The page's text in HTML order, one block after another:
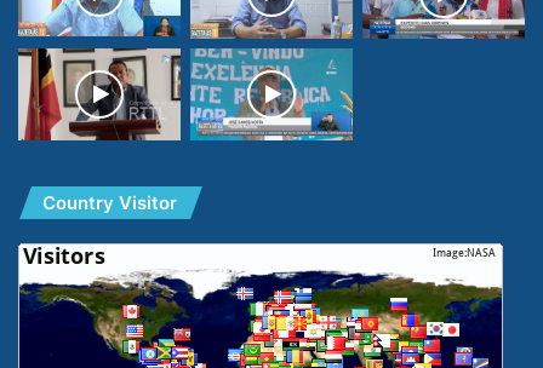
Country Visitor